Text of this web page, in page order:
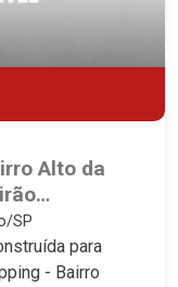
Alto da
SP
para
- Bairro